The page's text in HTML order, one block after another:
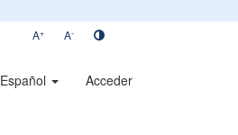
A+ A-
Español Acceder